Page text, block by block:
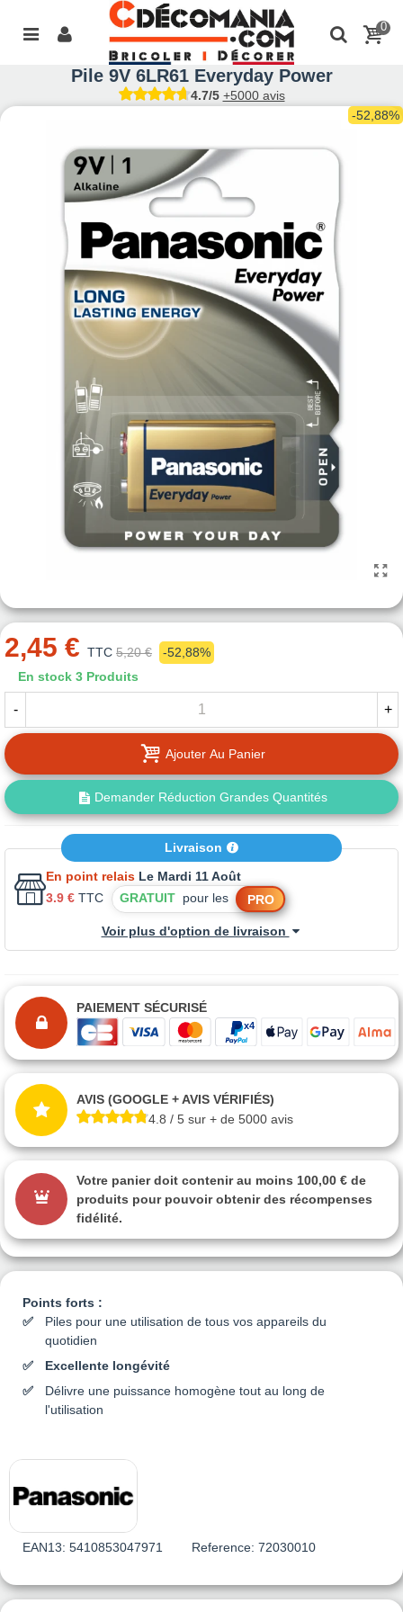
0
Pile 9V 6LR61 Everyday Power
4.7/5 +5000 avis
-52,88%
Points forts :
Piles pour une utilisation de tous vos appareils du
quotidien
Excellente longévité
Délivre une puissance homogène tout au long de
l'utilisation
EAN13: 5410853047971 Reference: 72030010
2,45 € TTC 5,20 €
-52,88%
En stock 3 Produits
- +
Ajouter Au Panier
Demander Réduction Grandes Quantités
Livraison
En point relais Le Mardi 11 Août
3.9 € TTC GRATUIT pour les PRO
Voir plus d'option de livraison
PAIEMENT SÉCURISÉ
AVIS (GOOGLE + AVIS VÉRIFIÉS)
4.8 / 5 sur + de 5000 avis
Votre panier doit contenir au moins 100,00 € de
produits pour pouvoir obtenir des récompenses
fidélité.